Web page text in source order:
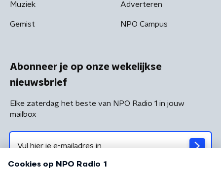
Muziek
Gemist
Adverteren
NPO Campus
Abonneer je op onze wekelijkse
nieuwsbrief
Elke zaterdag het beste van NPO Radio 1 in jouw
mailbox